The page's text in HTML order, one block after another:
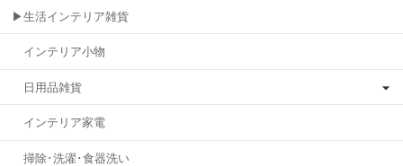
▶生活インテリア雑貨
インテリア小物
日用品雑貨
インテリア家電
掃除･洗濯･食器洗い